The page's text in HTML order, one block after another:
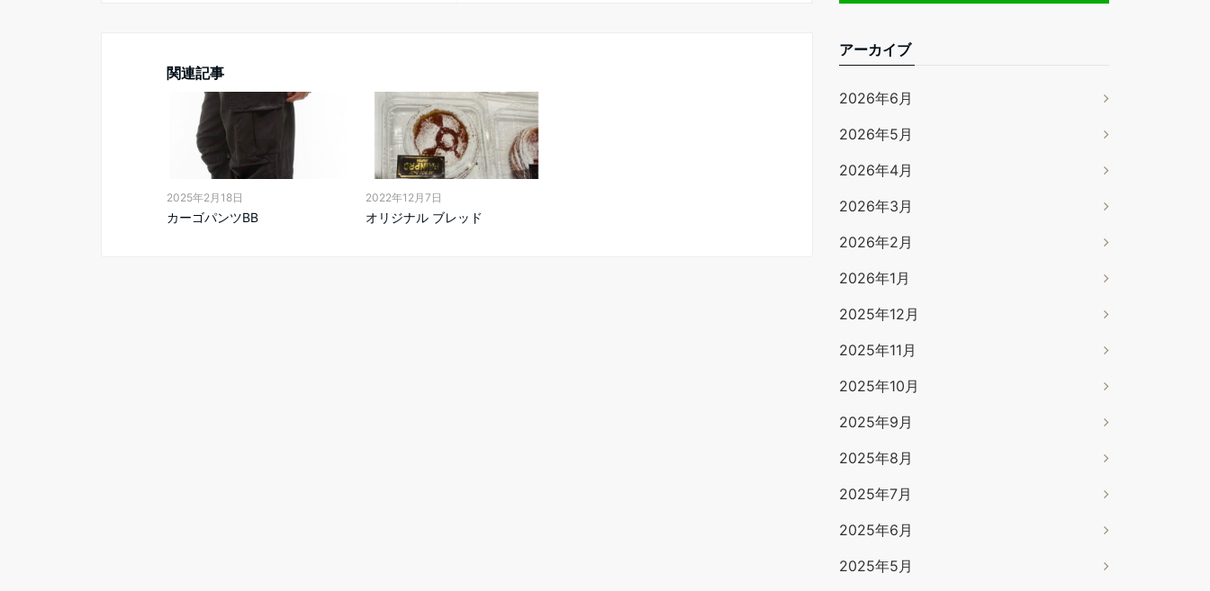
関連記事
2025年2月18日
カーゴパンツBB
2022年12月7日
オリジナル ブレッド
アーカイブ
2026年6月
2026年5月
2026年4月
2026年3月
2026年2月
2026年1月
2025年12月
2025年11月
2025年10月
2025年9月
2025年8月
2025年7月
2025年6月
2025年5月